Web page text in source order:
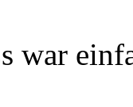
war